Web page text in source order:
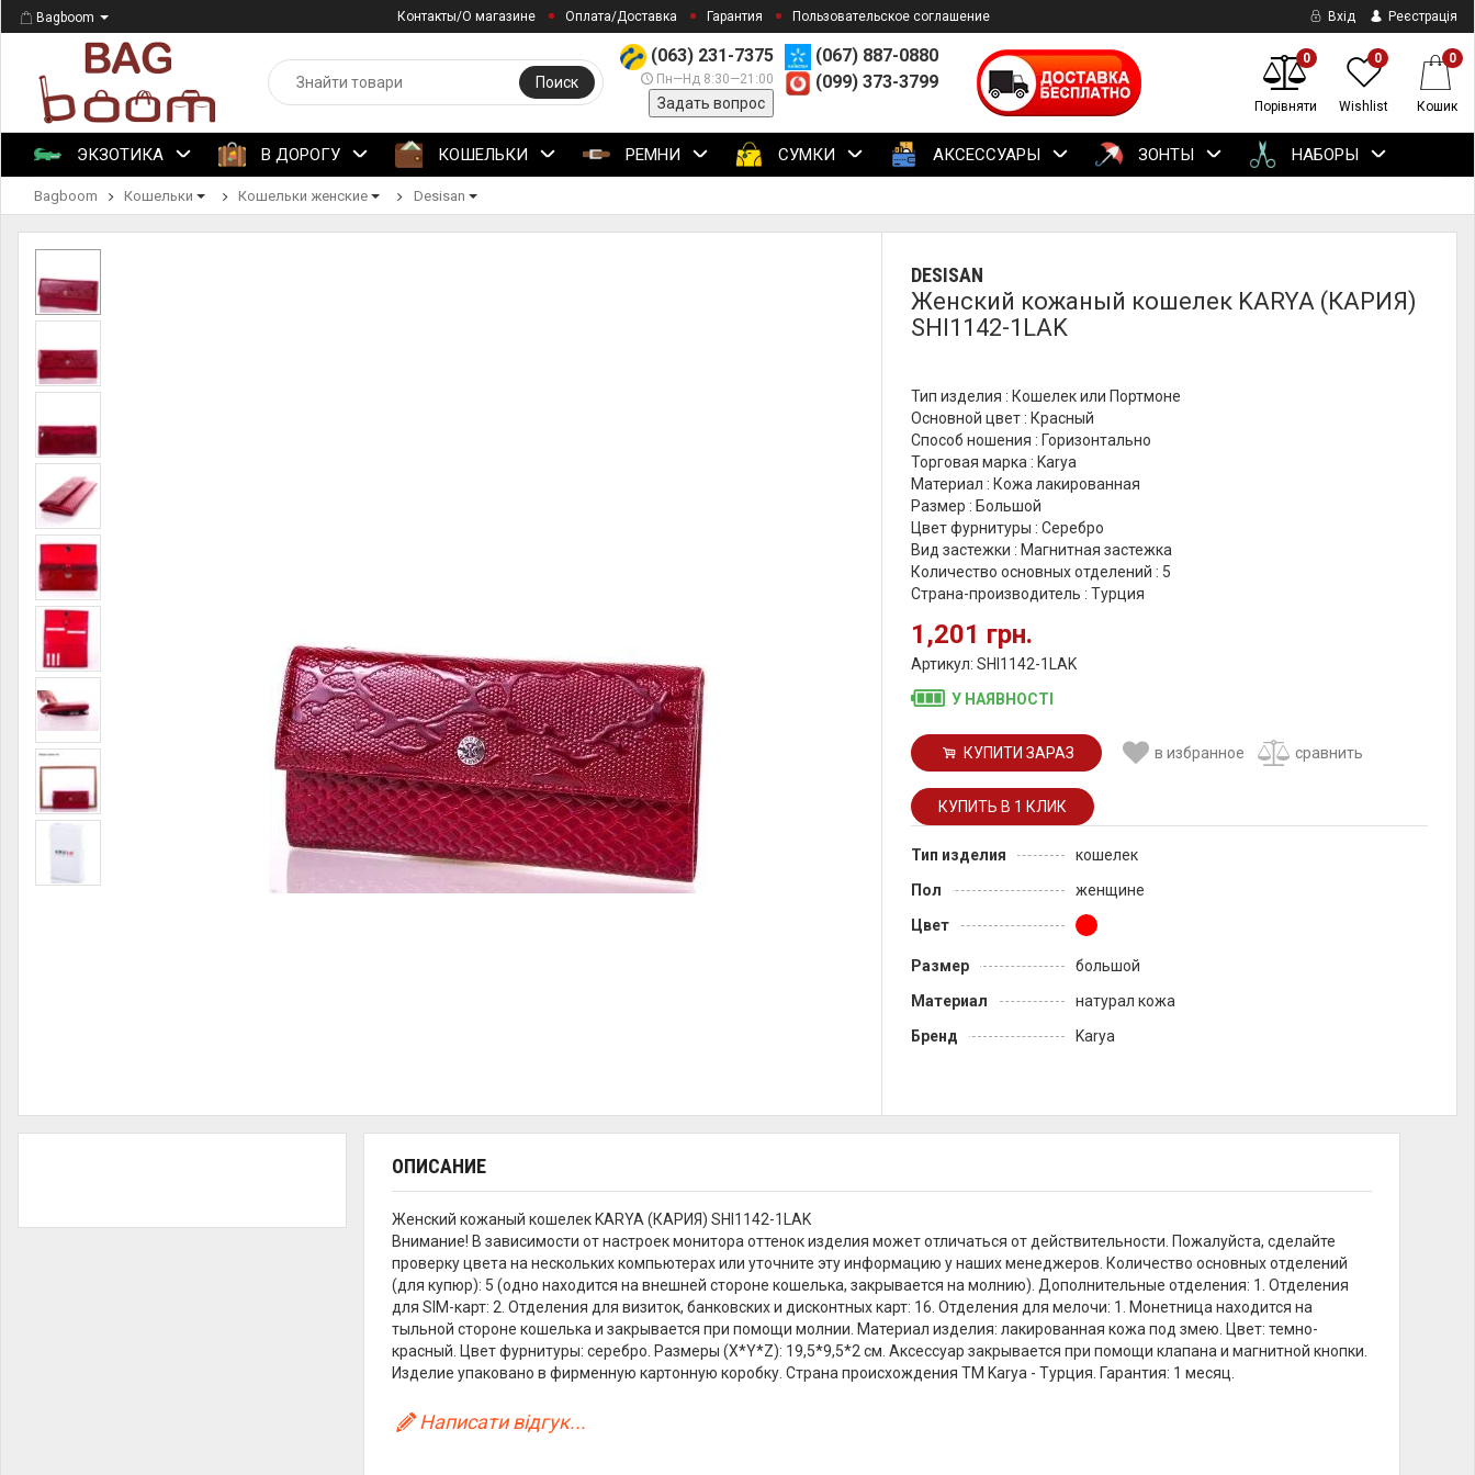
Bagboom Контакты/О магазине Оплата/Доставка Гарантия Пользовательское соглашение Вхід Реєстрація
(063) 231-7375
Пн—Нд 8:30—21:00
Задать вопрос
(067) 887-0880
(099) 373-3799
Поиск
0
Порівняти
0
Wishlist
0
Кошик
ЭКЗОТИКА В ДОРОГУ КОШЕЛЬКИ РЕМНИ СУМКИ АКСЕССУАРЫ ЗОНТЫ НАБОРЫ
Bagboom Кошельки Кошельки женские Desisan
DESISAN
Женский кожаный кошелек KARYA (КАРИЯ)
SHI1142-1LAK
Тип изделия : Кошелек или Портмоне
Основной цвет : Красный
Способ ношения : Горизонтально
Торговая марка : Karya
Материал : Кожа лакированная
Размер : Большой
Цвет фурнитуры : Серебро
Вид застежки : Магнитная застежка
Количество основных отделений : 5
Страна-производитель : Турция
1,201 грн.
Артикул: SHI1142-1LAK
У НАЯВНОСТІ
КУПИТИ ЗАРАЗ в избранное сравнить
Тип изделия
кошелек
Пол
женщине
Цвет
Размер
большой
Материал
натурал кожа
Бренд
Karya
ОПИСАНИЕ
Женский кожаный кошелек KARYA (КАРИЯ) SHI1142-1LAK
Внимание! В зависимости от настроек монитора оттенок изделия может отличаться от действительности. Пожалуйста, сделайте
проверку цвета на нескольких компьютерах или уточните эту информацию у наших менеджеров. Количество основных отделений
(для купюр): 5 (одно находится на внешней стороне кошелька, закрывается на молнию). Дополнительные отделения: 1. Отделения
для SIM-карт: 2. Отделения для визиток, банковских и дисконтных карт: 16. Отделения для мелочи: 1. Монетница находится на
тыльной стороне кошелька и закрывается при помощи молнии. Материал изделия: лакированная кожа под змею. Цвет: темно-
красный. Цвет фурнитуры: серебро. Размеры (X*Y*Z): 19,5*9,5*2 см. Аксессуар закрывается при помощи клапана и магнитной кнопки.
Изделие упаковано в фирменную картонную коробку. Страна происхождения ТМ Karya - Турция. Гарантия: 1 месяц.
Написати відгук...